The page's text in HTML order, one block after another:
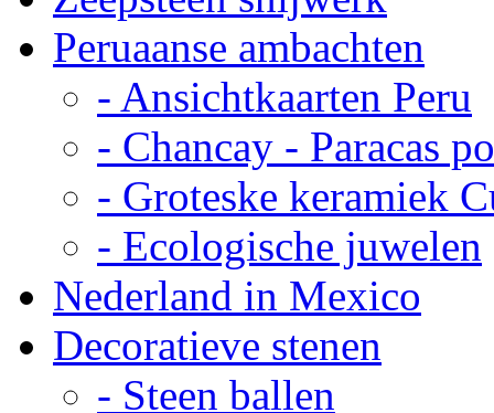
Peruaanse ambachten
- Ansichtkaarten Peru
- Chancay - Paracas
- Groteske keramiek
- Ecologische juwelen
Nederland in Mexico
Decoratieve stenen
- Steen ballen